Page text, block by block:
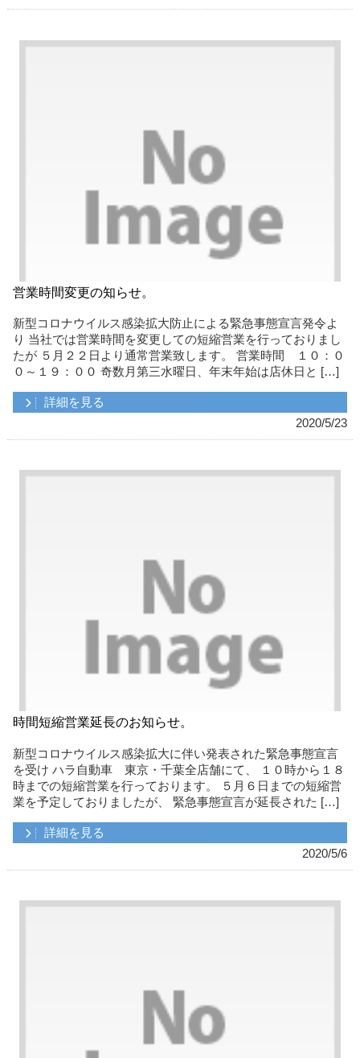
営業時間変更の知らせ。
新型コロナウイルス感染拡大防止による緊急事態宣言発令よ
り 当社では営業時間を変更しての短縮営業を行っておりまし
たが ５月２２日より通常営業致します。 営業時間 １０：０
０～１９：００ 奇数月第三水曜日、年末年始は店休日と […]
詳細を見る
2020/5/23
時間短縮営業延長のお知らせ。
新型コロナウイルス感染拡大に伴い発表された緊急事態宣言
を受け ハラ自動車 東京・千葉全店舗にて、 １０時から１８
時までの短縮営業を行っております。 ５月６日までの短縮営
業を予定しておりましたが、 緊急事態宣言が延長された […]
詳細を見る
2020/5/6